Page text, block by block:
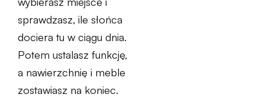
sprawdzasz, ile słońca
dociera tu w ciągu dnia.
Potem ustalasz funkcję,
a nawierzchnię i meble
zostawiasz na koniec.